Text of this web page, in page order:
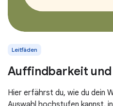
Leitfäden
Auffindbarkeit
Hier erfährst du, wie du dein